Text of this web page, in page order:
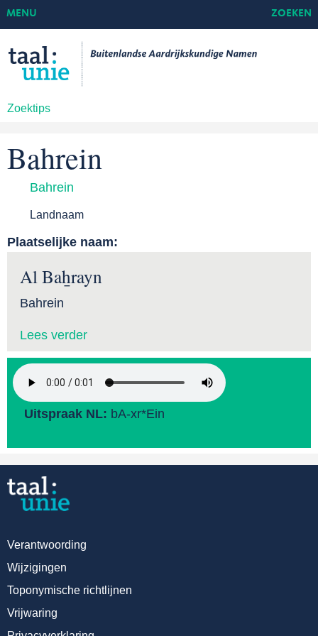
Zoektips
MENU ZOEKEN
Bahrein
Bahrein
Landnaam
Plaatselijke naam:
Al Baẖrayn
Bahrein
Lees verder
Uitspraak NL: bA-xr*Ein
Verantwoording
Wijzigingen
Toponymische richtlijnen
Vrijwaring